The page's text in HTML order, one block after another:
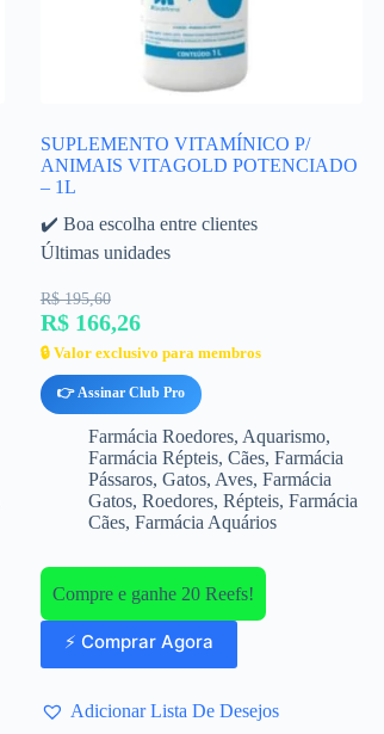
SUPLEMENTO VITAMÍNICO P/
ANIMAIS VITAGOLD POTENCIADO
– 1L
✔️ Boa escolha entre clientes
Últimas unidades
R$ 195,60
R$ 166,26
🔒 Valor exclusivo para membros
👉 Assinar Club Pro
Farmácia Roedores, Aquarismo,
Farmácia Répteis, Cães, Farmácia
Pássaros, Gatos, Aves, Farmácia
Gatos, Roedores, Répteis, Farmácia
Cães, Farmácia Aquários
Compre e ganhe 20 Reefs!
⚡ Comprar Agora
Adicionar Lista De Desejos